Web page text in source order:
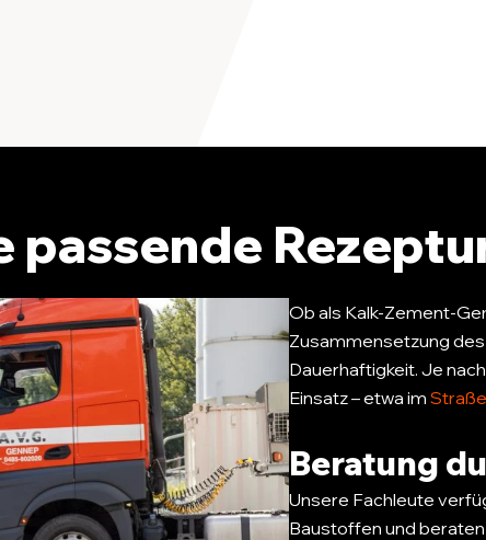
passende
Ob als Kalk-Zement-
Zusammensetzung
Dauerhaftigkeit. Je
Einsatz – etwa im
Beratung
Unsere Fachleute
Baustoffen und